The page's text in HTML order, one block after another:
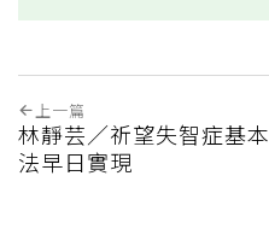
上一篇
林靜芸／祈望失智症基本
法早日實現